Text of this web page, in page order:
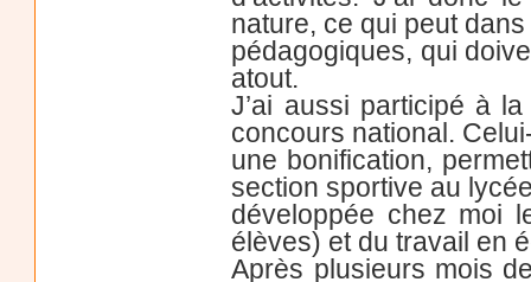
nature, ce qui peut
pédagogiques, qui
atout.
J’ai aussi participé à
concours national.
une bonification,
section sportive au
développée chez moi
élèves) et du travail en
Après plusieurs mois